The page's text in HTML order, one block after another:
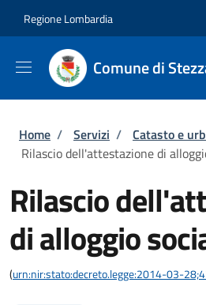
Regione Lombardia
Comune di
Briciole di pane
Home / Servizi / Catasto e
Rilascio dell'attestazione di
Rilascio
di alloggio
(urn:nir:stato:decreto.legge:2014-03-